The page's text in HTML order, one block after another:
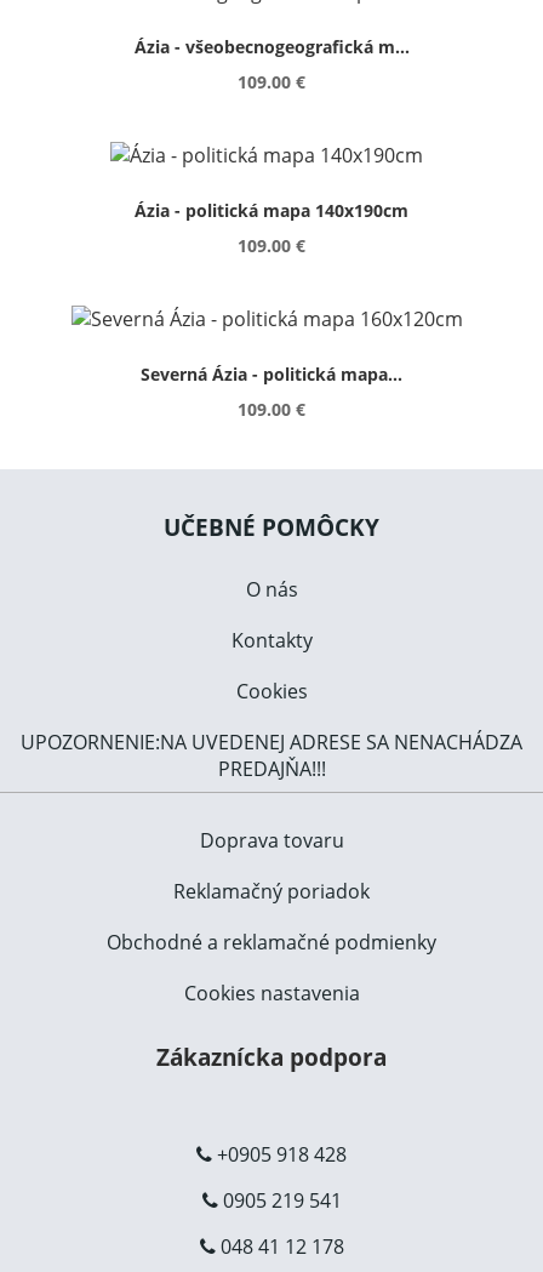
Ázia - všeobecnogeografická m...
109.00 €
Ázia - politická mapa 140x190cm
109.00 €
Severná Ázia - politická mapa...
109.00 €
UČEBNÉ POMÔCKY
O nás
Kontakty
Cookies
UPOZORNENIE:NA UVEDENEJ ADRESE SA NENACHÁDZA
PREDAJŇA!!!
Doprava tovaru
Reklamačný poriadok
Obchodné a reklamačné podmienky
Cookies nastavenia
Zákaznícka podpora
+0905 918 428
0905 219 541
048 41 12 178